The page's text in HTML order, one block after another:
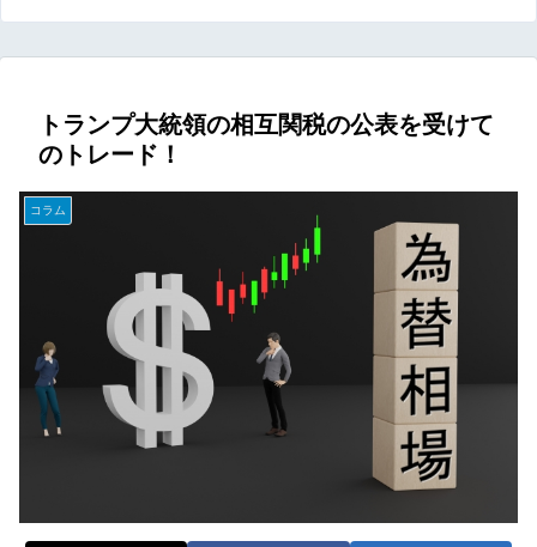
トランプ大統領の相互関税の公表を受けて
のトレード！
コラム